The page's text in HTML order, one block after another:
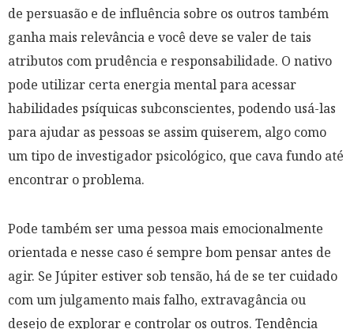
de persuasão e de influência sobre os outros também
ganha mais relevância e você deve se valer de tais
atributos com prudência e responsabilidade. O nativo
pode utilizar certa energia mental para acessar
habilidades psíquicas subconscientes, podendo usá-las
para ajudar as pessoas se assim quiserem, algo como
um tipo de investigador psicológico, que cava fundo até
encontrar o problema.
Pode também ser uma pessoa mais emocionalmente
orientada e nesse caso é sempre bom pensar antes de
agir. Se Júpiter estiver sob tensão, há de se ter cuidado
com um julgamento mais falho, extravagância ou
desejo de explorar e controlar os outros. Tendência